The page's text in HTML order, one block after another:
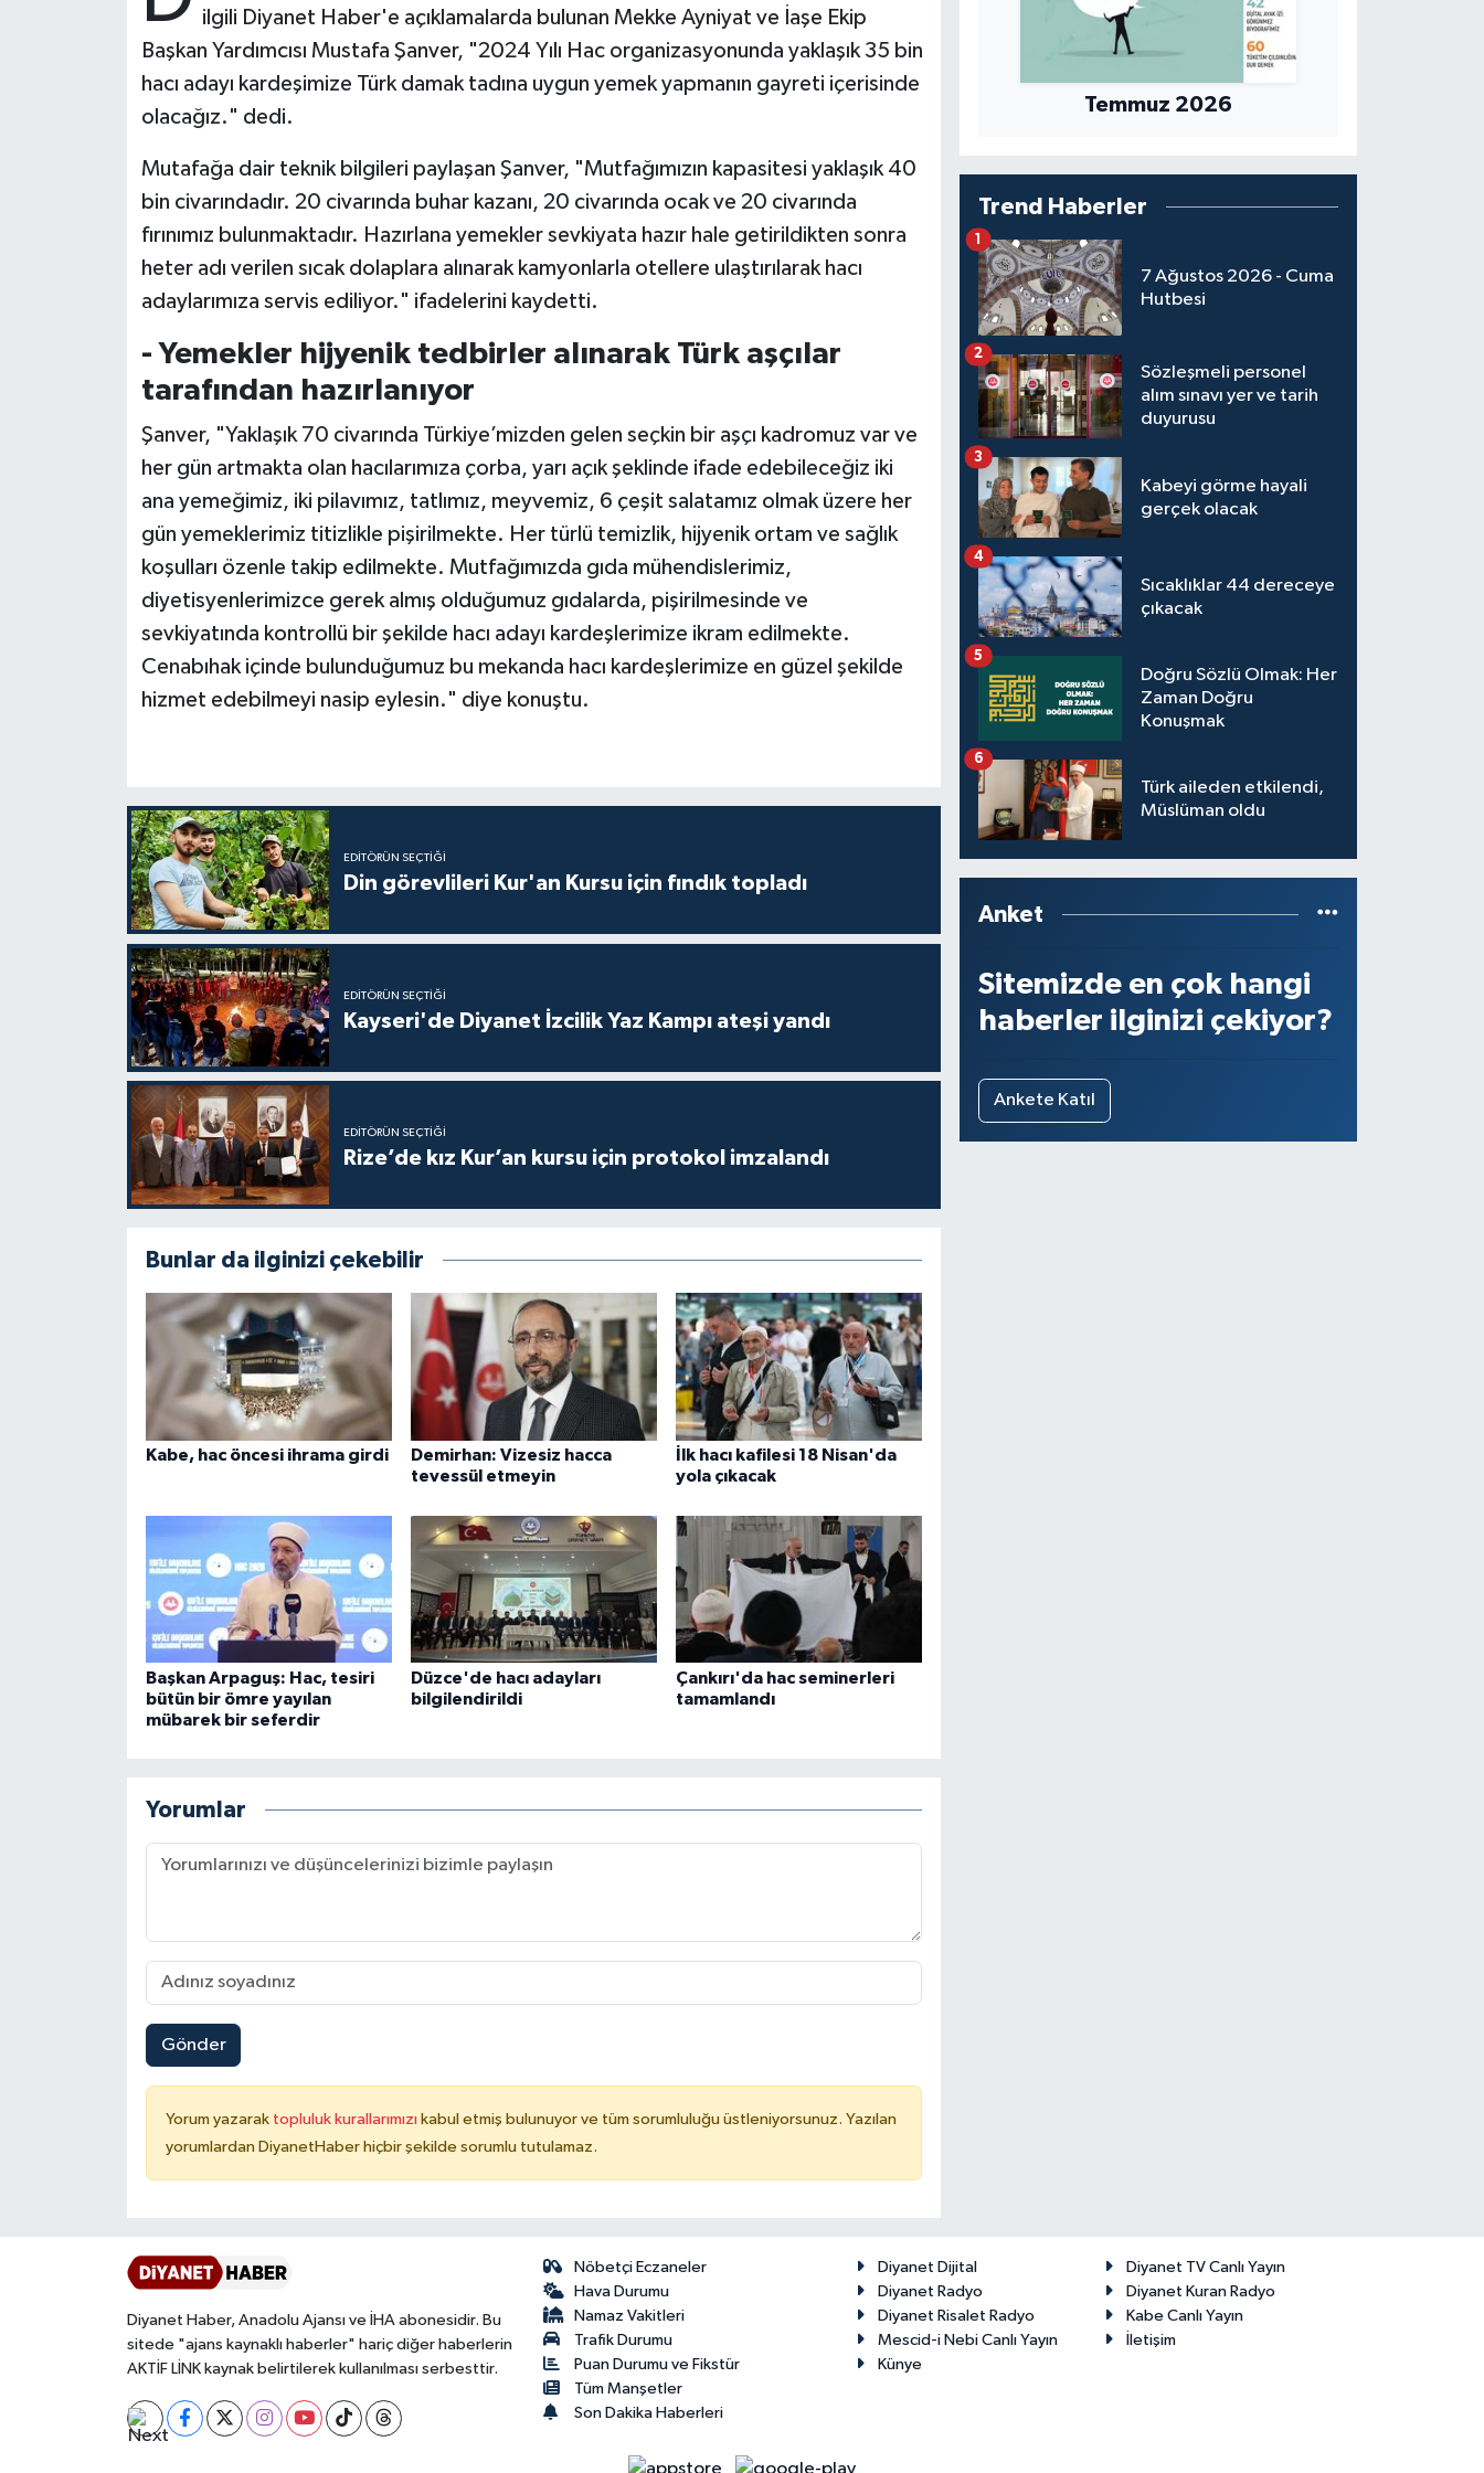
ilgili Diyanet Haber'e açıklamalarda bulunan Mekke Ayniyat ve İaşe Ekip
Başkan Yardımcısı Mustafa Şanver, "2024 Yılı Hac organizasyonunda yaklaşık 35 bin
hacı adayı kardeşimize Türk damak tadına uygun yemek yapmanın gayreti içerisinde
olacağız." dedi.
Mutafağa dair teknik bilgileri paylaşan Şanver, "Mutfağımızın kapasitesi yaklaşık 40
bin civarındadır. 20 civarında buhar kazanı, 20 civarında ocak ve 20 civarında
fırınımız bulunmaktadır. Hazırlana yemekler sevkiyata hazır hale getirildikten sonra
heter adı verilen sıcak dolaplara alınarak kamyonlarla otellere ulaştırılarak hacı
adaylarımıza servis ediliyor." ifadelerini kaydetti.
- Yemekler hijyenik tedbirler alınarak Türk aşçılar
tarafından hazırlanıyor
Şanver, "Yaklaşık 70 civarında Türkiye’mizden gelen seçkin bir aşçı kadromuz var ve
her gün artmakta olan hacılarımıza çorba, yarı açık şeklinde ifade edebileceğiz iki
ana yemeğimiz, iki pilavımız, tatlımız, meyvemiz, 6 çeşit salatamız olmak üzere her
gün yemeklerimiz titizlikle pişirilmekte. Her türlü temizlik, hijyenik ortam ve sağlık
koşulları özenle takip edilmekte. Mutfağımızda gıda mühendislerimiz,
diyetisyenlerimizce gerek almış olduğumuz gıdalarda, pişirilmesinde ve
sevkiyatında kontrollü bir şekilde hacı adayı kardeşlerimize ikram edilmekte.
Cenabıhak içinde bulunduğumuz bu mekanda hacı kardeşlerimize en güzel şekilde
hizmet edebilmeyi nasip eylesin." diye konuştu.
EDITÖRÜN SEÇTIĞI
Din görevlileri Kur'an Kursu için fındık topladı
EDITÖRÜN SEÇTIĞI
Kayseri'de Diyanet İzcilik Yaz Kampı ateşi yandı
EDITÖRÜN SEÇTIĞI
Rize’de kız Kur’an kursu için protokol imzalandı
Bunlar da ilginizi çekebilir
Kabe, hac öncesi ihrama girdi
Demirhan: Vizesiz hacca
tevessül etmeyin
İlk hacı kafilesi 18 Nisan'da
yola çıkacak
Başkan Arpaguş: Hac, tesiri
bütün bir ömre yayılan
mübarek bir seferdir
Düzce'de hacı adayları
bilgilendirildi
Çankırı'da hac seminerleri
tamamlandı
Yorumlar
Gönder
Yorum yazarak topluluk kurallarımızı kabul etmiş bulunuyor ve tüm sorumluluğu üstleniyorsunuz. Yazılan
yorumlardan DiyanetHaber hiçbir şekilde sorumlu tutulamaz.
Temmuz 2026
Trend Haberler
7 Ağustos 2026 - Cuma
Hutbesi
1
Sözleşmeli personel
alım sınavı yer ve tarih
duyurusu
2
Kabeyi görme hayali
gerçek olacak
3
Sıcaklıklar 44 dereceye
çıkacak
4
Doğru Sözlü Olmak: Her
Zaman Doğru
Konuşmak
5
Türk aileden etkilendi,
Müslüman oldu
6
Anket
Sitemizde en çok hangi
haberler ilginizi çekiyor?
Ankete Katıl
Diyanet Haber, Anadolu Ajansı ve İHA abonesidir. Bu
sitede "ajans kaynaklı haberler" hariç diğer haberlerin
AKTİF LİNK kaynak belirtilerek kullanılması serbesttir.
Nöbetçi Eczaneler
Hava Durumu
Namaz Vakitleri
Trafik Durumu
Puan Durumu ve Fikstür
Tüm Manşetler
Son Dakika Haberleri
Diyanet Dijital
Diyanet TV Canlı Yayın
Diyanet Radyo
Diyanet Kuran Radyo
Diyanet Risalet Radyo
Kabe Canlı Yayın
Mescid-i Nebi Canlı Yayın
İletişim
Künye
Bitlis Müftülüğü
Bolu Müftülüğü
Burdur Müftülüğü
Çanakkale Müftülüğü
Çorum Müftülüğü
Denizli Müftülüğü
Diyarbakır Müftülüğü
Düzce Müftülüğü
Edirne Müftülüğü
Elazığ Müftülüğü
Eskişehir Müftülüğü
Gaziantep Müftülüğü
Giresun Müftülüğü
Gümüşhane Müftülüğü
Hakkari Müftülüğü
Hatay Müftülüğü
Iğdır Müftülüğü
İstanbul Müftülüğü
İzmir Müftülüğü
Kahramanmaraş Müftülüğü
Karabük Müftülüğü
Karaman Müftülüğü
Kars Müftülüğü
Kastamonu Müftülüğü
Kayseri Müftülüğü
Kırıkkale Müftülüğü
Kırklareli Müftülüğü
Kocaeli Müftülüğü
Konya Müftülüğü
Muğla Müftülüğü
Muş Müftülüğü
Biyografiler
Diyanet TV
İhtida Haberleri